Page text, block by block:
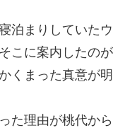
泊まりしていたウ
こに案内したのが
くまった真意が明
た理由が桃代から